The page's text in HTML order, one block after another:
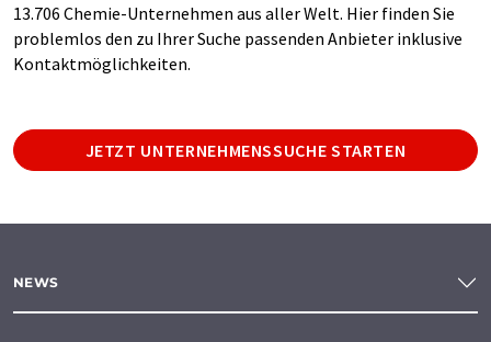
13.706 Chemie-Unternehmen aus aller Welt. Hier finden Sie
problemlos den zu Ihrer Suche passenden Anbieter inklusive
Kontaktmöglichkeiten.
JETZT UNTERNEHMENSSUCHE STARTEN
NEWS